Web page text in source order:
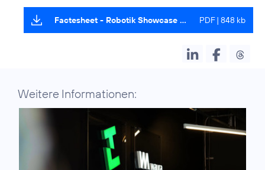
Factesheet - Robotik Showcase Wayra TechLab PDF | 848 kb
Weitere Informationen: